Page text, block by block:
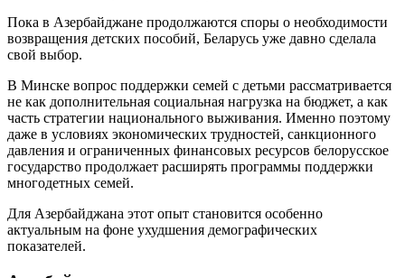
Пока в Азербайджане продолжаются споры о необходимости
возвращения детских пособий, Беларусь уже давно сделала
свой выбор.
В Минске вопрос поддержки семей с детьми рассматривается
не как дополнительная социальная нагрузка на бюджет, а как
часть стратегии национального выживания. Именно поэтому
даже в условиях экономических трудностей, санкционного
давления и ограниченных финансовых ресурсов белорусское
государство продолжает расширять программы поддержки
многодетных семей.
Для Азербайджана этот опыт становится особенно
актуальным на фоне ухудшения демографических
показателей.